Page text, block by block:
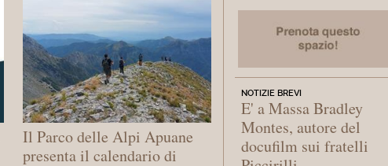
Il Parco delle Alpi Apuane
presenta il calendario di
NOTIZIE BREVI
E' a Massa Bradley
Montes, autore del
docufilm sui fratelli